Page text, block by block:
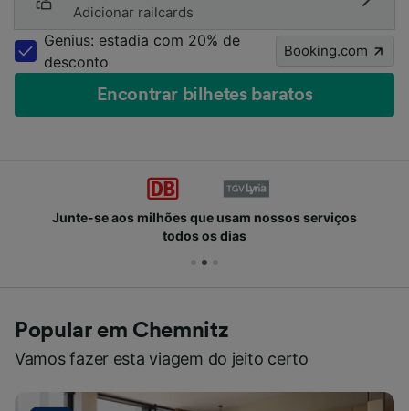
Adicionar railcards
Genius: estadia com 20% de
desconto
Booking.com
Encontrar bilhetes baratos
Junte-se aos milhões que usam nossos serviços
todos os dias
Popular em Chemnitz
Vamos fazer esta viagem do jeito certo